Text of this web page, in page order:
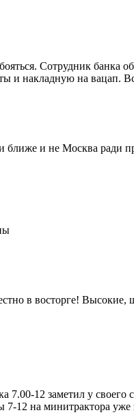
Сотрудник банка
и накладную на вацап.
ближе и не Москва ради
в восторге! Высокие,
12 заметил у своего
7-12 на минитрактора уже